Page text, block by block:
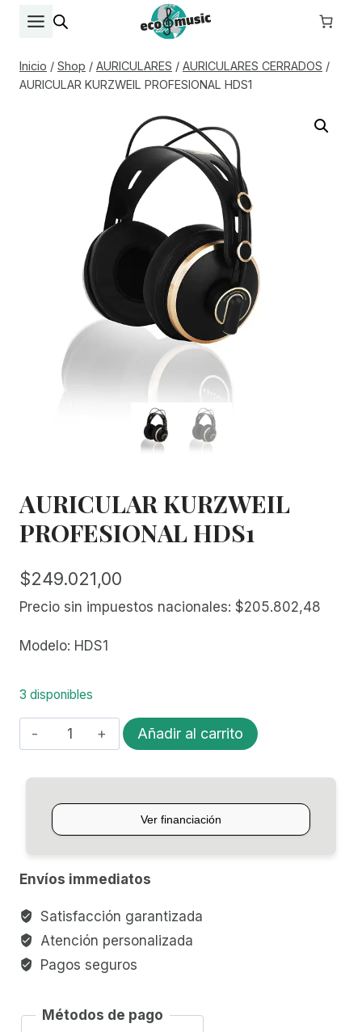
Inicio / Shop / AURICULARES / AURICULARES CERRADOS /
AURICULAR KURZWEIL PROFESIONAL HDS1
AURICULAR KURZWEIL
PROFESIONAL HDS1
$249.021,00
Precio sin impuestos nacionales: $205.802,48
Modelo: HDS1
3 disponibles
AURICULAR
KURZWEIL
cantidad
Añadir al carrito
Envíos immediatos
Satisfacción garantizada
Atención personalizada
Pagos seguros
Métodos de pago